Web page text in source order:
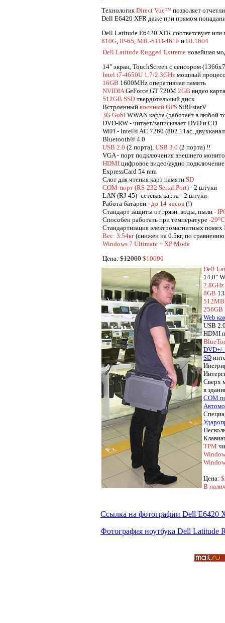
Технология Direct Vue™ позволяет
Dell E6420 XFR даже при прямом
Dell Latitude E6420 XFR соответсвует
810G, IP-65, MIL-STD-461F и UL1604
Dell Latitude Rugged Extreme новейшая
14" экран, TouchScreen с сенсором
Intel i7-4650U 1.7/2.3GHz мощный
16GB 1600MHz оперативная память
NVIDIAGeForce GT 720M 2GB видео карта
512GB SSD твердотельный диск
Встроенный военный GPS SiRFstarV
3G Gobi WWAN карта (работает в любой
DVD-RW - читает/записывает DVD и CD
WiFi - Intel® AC 7260 (802.11ac,
Bluetooth® 4.0
USB 2.0 (2 порта), USB 3.0 (2 порта) !!
VGA - порт подключения внешнего
HDMI цифровое видео/аудио подключение
ExpressCard 54 mm
Cлот для чтения карт памяти SD
COM-порт (RS-232 Serial Port) - 2 штуки
LAN (RJ-45)- сетевая карта - 2 штуки
Работа батареи - до 14 часов (!)
Стандарт защиты от грязи, воды, пыли -
Способен работать при температуре -
Стандартизация электромагнитных помех
Вес: 3.54кг (снижен на 0.5кг, по
Windows 7 Ultimate + XP Mode
Цена: $12000 $10000
Dell
14.0"
8GB
256GB
Web
USB
HDMI
SD
Сверх
в
COM
TPM
Цена:
В
Ссылка на фотографии Dell E6420
Фотография ноутбука Dell Latitude